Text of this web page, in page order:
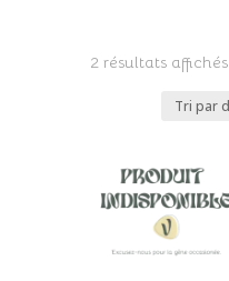
2 résultats affichés